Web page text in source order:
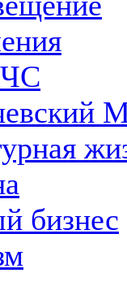
бизнес